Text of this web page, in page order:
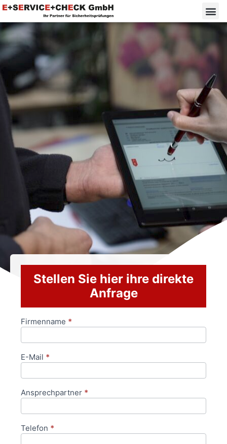
Stellen Sie hier ihre direkte
Anfrage
Anfrageformular
Firmenname *
E-Mail *
Ansprechpartner *
Telefon *